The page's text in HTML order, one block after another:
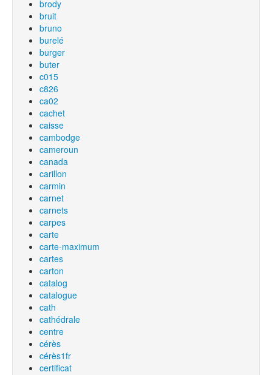
brody
bruit
bruno
burelé
burger
buter
c015
c826
ca02
cachet
caisse
cambodge
cameroun
canada
carillon
carmin
carnet
carnets
carpes
carte
carte-maximum
cartes
carton
catalog
catalogue
cath
cathédrale
centre
cérès
cérès1fr
certificat